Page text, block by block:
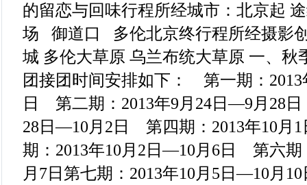
的留恋与回味行程所经城市：北京起
场 御道口 多伦北京终行程所经摄影
城 多伦大草原 乌兰布统大草原 一、秋
团接团时间安排如下： 第一期：
日 第二期：2013年9月24日—9月28
28日—10月2日 第四期：2013年10
期：2013年10月2日—10月6日 第六期
月7日第七期：2013年10月5日—10月